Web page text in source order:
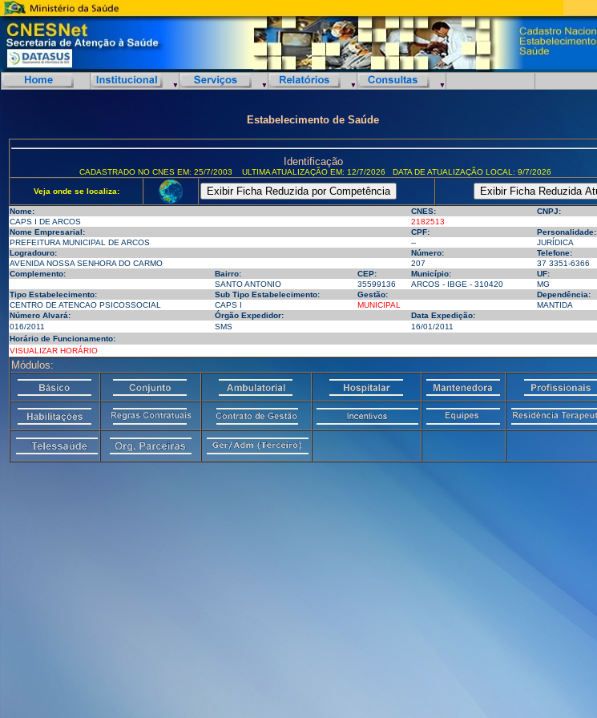
Estabelecimento de Saúde
Identificação
CADASTRADO NO CNES EM: 25/7/2003 ULTIMA ATUALIZAÇÃO EM: 12/7/2026 DATA DE ATUALIZAÇÃO LOCAL: 9/7/2026
Veja onde se localiza:
Nome: CNES:
CNPJ:
CAPS I DE ARCOS
2182513
Nome Empresarial:
CPF:
Personalidade:
PREFEITURA MUNICIPAL DE ARCOS
--
JURÍDICA
Logradouro:
Número:
Telefone:
AVENIDA NOSSA SENHORA DO CARMO
207
37 3351-6366
Complemento:
Bairro: CEP: Município:
UF:
SANTO ANTONIO
35599136 ARCOS - IBGE - 310420
MG
Tipo Estabelecimento:
Sub Tipo Estabelecimento: Gestão:
Dependência:
CENTRO DE ATENCAO PSICOSSOCIAL
CAPS I MUNICIPAL
MANTIDA
Número Alvará:
Órgão Expedidor:
Data Expedição:
016/2011
SMS
16/01/2011
Horário de Funcionamento:
VISUALIZAR HORÁRIO
Módulos: